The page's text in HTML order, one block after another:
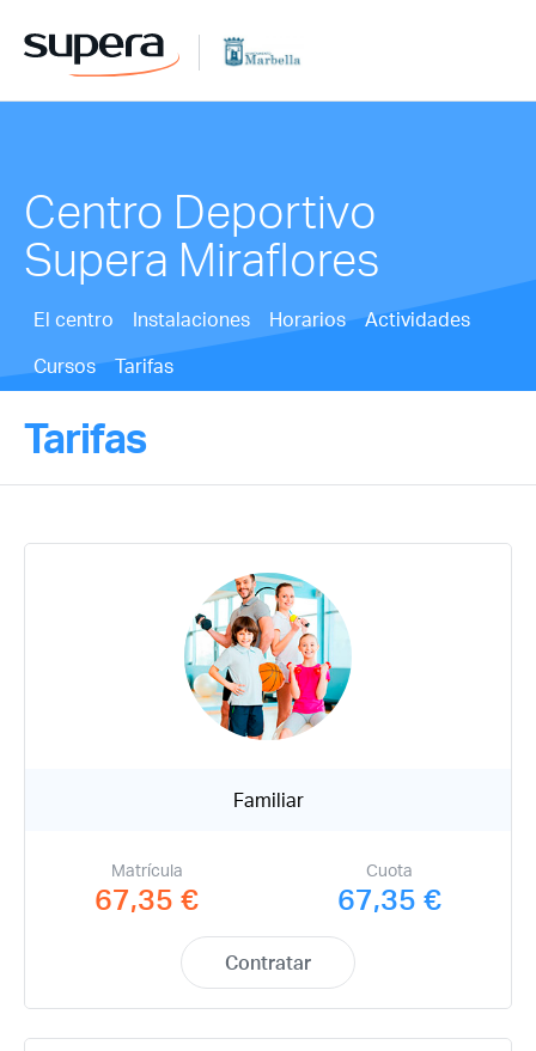
Centro Deportivo
Supera Miraflores
El centro Instalaciones Horarios
Actividades
Cursos
Tarifas
Tarifas
Familiar
Matrícula
67,35 €
Cuota
67,35 €
Contratar